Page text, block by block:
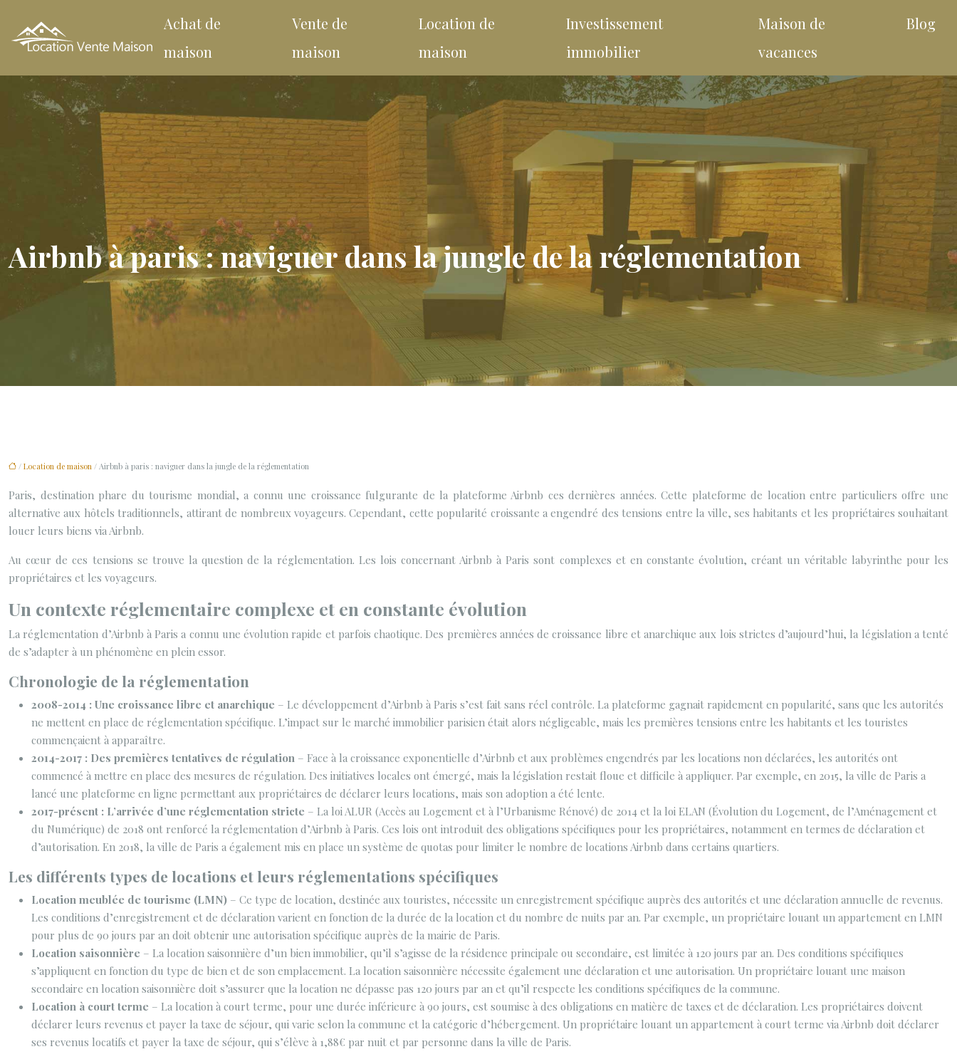
Achat de
maison
Vente de
maison
Location de
maison
Investissement
immobilier
Maison de
vacances
Blog
Airbnb à paris : naviguer dans la jungle de la réglementation
/ Location de maison / Airbnb à paris : naviguer dans la jungle de la réglementation
Paris, destination phare du tourisme mondial, a connu une croissance fulgurante de la plateforme Airbnb ces dernières années. Cette plateforme de location entre particuliers offre une
alternative aux hôtels traditionnels, attirant de nombreux voyageurs. Cependant, cette popularité croissante a engendré des tensions entre la ville, ses habitants et les propriétaires souhaitant
louer leurs biens via Airbnb.
Au cœur de ces tensions se trouve la question de la réglementation. Les lois concernant Airbnb à Paris sont complexes et en constante évolution, créant un véritable labyrinthe pour les
propriétaires et les voyageurs.
Un contexte réglementaire complexe et en constante évolution
La réglementation d’Airbnb à Paris a connu une évolution rapide et parfois chaotique. Des premières années de croissance libre et anarchique aux lois strictes d’aujourd’hui, la législation a tenté
de s’adapter à un phénomène en plein essor.
Chronologie de la réglementation
2008-2014 : Une croissance libre et anarchique – Le développement d’Airbnb à Paris s’est fait sans réel contrôle. La plateforme gagnait rapidement en popularité, sans que les autorités
ne mettent en place de réglementation spécifique. L’impact sur le marché immobilier parisien était alors négligeable, mais les premières tensions entre les habitants et les touristes
commençaient à apparaître.
2014-2017 : Des premières tentatives de régulation – Face à la croissance exponentielle d’Airbnb et aux problèmes engendrés par les locations non déclarées, les autorités ont
commencé à mettre en place des mesures de régulation. Des initiatives locales ont émergé, mais la législation restait floue et difficile à appliquer. Par exemple, en 2015, la ville de Paris a
lancé une plateforme en ligne permettant aux propriétaires de déclarer leurs locations, mais son adoption a été lente.
2017-présent : L’arrivée d’une réglementation stricte – La loi ALUR (Accès au Logement et à l’Urbanisme Rénové) de 2014 et la loi ELAN (Évolution du Logement, de l’Aménagement et
du Numérique) de 2018 ont renforcé la réglementation d’Airbnb à Paris. Ces lois ont introduit des obligations spécifiques pour les propriétaires, notamment en termes de déclaration et
d’autorisation. En 2018, la ville de Paris a également mis en place un système de quotas pour limiter le nombre de locations Airbnb dans certains quartiers.
Les différents types de locations et leurs réglementations spécifiques
Location meublée de tourisme (LMN) – Ce type de location, destinée aux touristes, nécessite un enregistrement spécifique auprès des autorités et une déclaration annuelle de revenus.
Les conditions d’enregistrement et de déclaration varient en fonction de la durée de la location et du nombre de nuits par an. Par exemple, un propriétaire louant un appartement en LMN
pour plus de 90 jours par an doit obtenir une autorisation spécifique auprès de la mairie de Paris.
Location saisonnière – La location saisonnière d’un bien immobilier, qu’il s’agisse de la résidence principale ou secondaire, est limitée à 120 jours par an. Des conditions spécifiques
s’appliquent en fonction du type de bien et de son emplacement. La location saisonnière nécessite également une déclaration et une autorisation. Un propriétaire louant une maison
secondaire en location saisonnière doit s’assurer que la location ne dépasse pas 120 jours par an et qu’il respecte les conditions spécifiques de la commune.
Location à court terme – La location à court terme, pour une durée inférieure à 90 jours, est soumise à des obligations en matière de taxes et de déclaration. Les propriétaires doivent
déclarer leurs revenus et payer la taxe de séjour, qui varie selon la commune et la catégorie d’hébergement. Un propriétaire louant un appartement à court terme via Airbnb doit déclarer
ses revenus locatifs et payer la taxe de séjour, qui s’élève à 1,88€ par nuit et par personne dans la ville de Paris.